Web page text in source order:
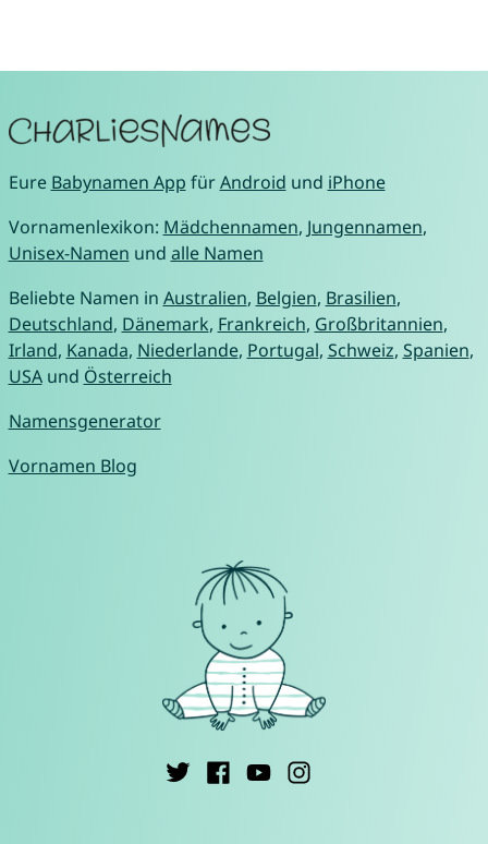
Eure Babynamen App fürAndroid und iPhone
Vornamenlexikon: Mädchennamen, Jungennamen,
Unisex-Namen und alle Namen
Beliebte Namen in Australien, Belgien, Brasilien,
Deutschland, Dänemark, Frankreich, Großbritannien,
Irland, Kanada, Niederlande, Portugal, Schweiz, Spanien,
USAund Österreich
Namensgenerator
Vornamen Blog